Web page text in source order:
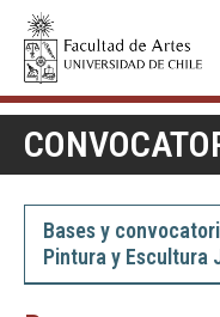
Bases y
Pintura y Escultura